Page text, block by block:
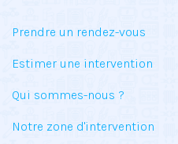
Prendre un rendez-vous
Estimer une intervention
Qui sommes-nous ?
Notre zone d'intervention